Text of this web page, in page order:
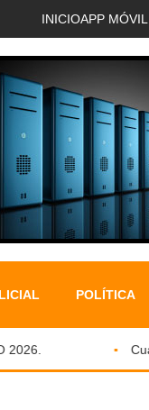
INICIOAPP MÓVIL
POLÍTICA